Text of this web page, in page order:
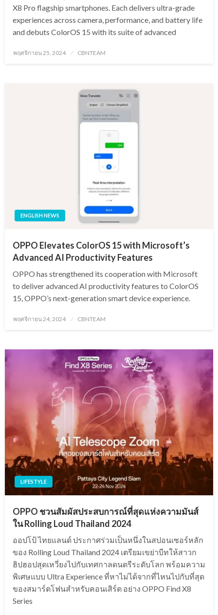
X8 Pro flagship smartphones. Each delivers ultra-grade
experiences across camera, performance, and battery life
and debuts ColorOS 15 with its suite of advanced
Posted
พฤศจิกายน 25, 2024 CBNTEAM
ENGLISH NEWS
OPPO Elevates ColorOS 15 with Microsoft’s
Advanced AI Productivity Features
OPPO has strengthened its cooperation with Microsoft
to deliver advanced AI productivity features to ColorOS
15, OPPO’s next-generation smart device experience.
Posted
พฤศจิกายน 24, 2024 CBNTEAM
LIFESTYLE
OPPO ชวนสัมผัสประสบการณ์ที่สุดแห่งความมันส์
ใน Rolling Loud Thailand 2024
ออปโป้ ไทยแลนด์ ประกาศร่วมเป็นหนึ่งในสปอนเซอร์หลัก
ของ Rolling Loud Thailand 2024 เตรียมเขย่าบีทให้สาวก
ฮิปฮอปสุดเหวี่ยงไปกับเทศกาลดนตรีระดับโลก พร้อมความ
พิเศษแบบ Ultra Experience ที่หาไม่ได้จากที่ไหนไปกับที่สุด
ของสมาร์ตโฟนสำหรับคอนเสิร์ต อย่าง OPPO Find X8
Series